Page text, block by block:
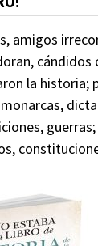
amigos
cándidos
la historia;